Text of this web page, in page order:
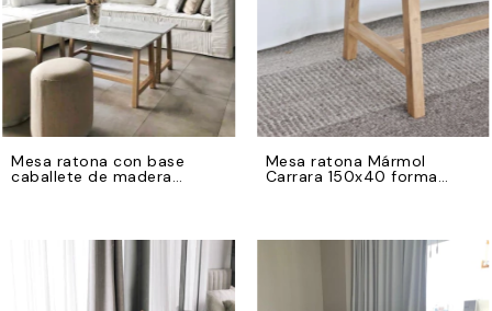
Mesa ratona con base
caballete de madera
Mesa ratona Mármol
Carrara 150x40 forma